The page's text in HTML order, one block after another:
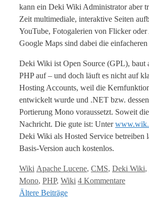
kann ein Deki Wiki Administrator aber
Zeit multimediale, interaktive Seiten
YouTube, Fotogalerien von Flicker
Google Maps sind dabei die
Deki Wiki ist Open Source (GPL), baut
PHP auf – und doch läuft es nicht auf
Hosting Accounts, weil die
entwickelt wurde und .NET bzw.
Portierung Mono voraussetzt. Soweit
Nachricht. Die gute ist: Unter
Deki Wiki als Hosted Service betreiben
Basis-Version auch kostenlos.
Kategorien
Wiki Tags
Apache Lucene, CMS, Deki Wiki,
Mono, PHP, Wiki 4 Kommentare
Ältere Beiträge